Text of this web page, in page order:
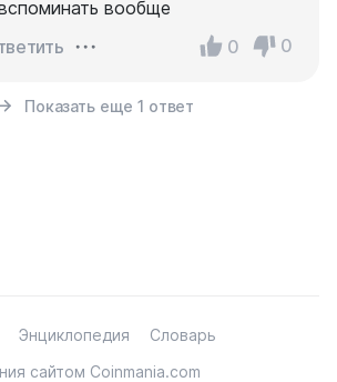
вообще
0 0
Показать еще 1 ответ
Энциклопедия
Словарь
сайтом Coinmania.com